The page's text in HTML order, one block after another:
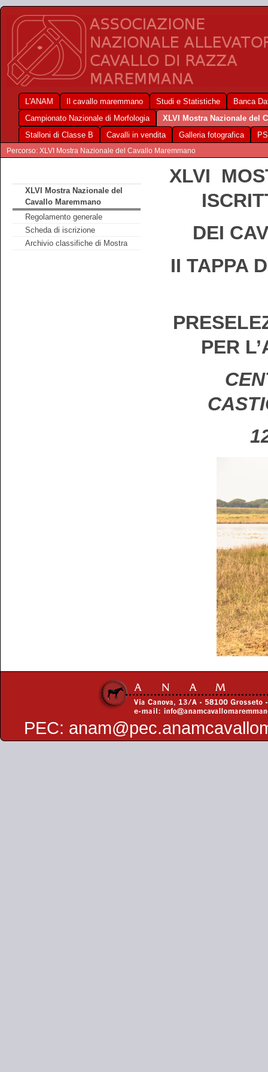
L'ANAM Il cavallo maremmano Studi e Statistiche
Banca
Campionato Nazionale di Morfologia
XLVI Mostra Nazionale del
Stalloni di Classe B
Cavalli in vendita Galleria fotografica
Percorso: XLVI Mostra Nazionale del Cavallo Maremmano
XLVI Mostra Nazionale del
Cavallo Maremmano
Regolamento generale
Scheda di iscrizione
Archivio classifiche di Mostra
XLVI
DEI
II TAPPA
PER
PEC: